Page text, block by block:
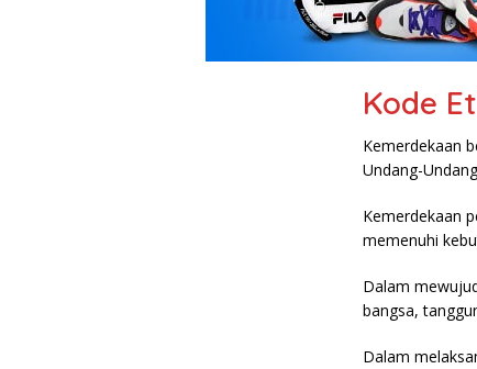
Kode
Kemerdekaan
Undang-
Kemerdekaan
memenuhi
Dalam
bangsa,
Dalam